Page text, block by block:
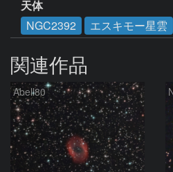
天体
NGC2392
エスキモー星雲
関連作品
Abell80